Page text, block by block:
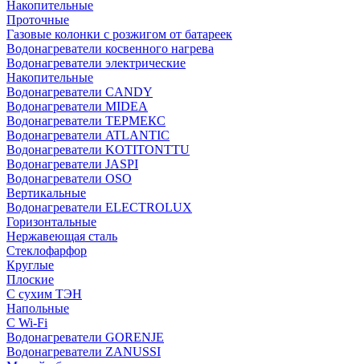
Накопительные
Проточные
Газовые колонки с розжигом от батареек
Водонагреватели косвенного нагрева
Водонагреватели электрические
Накопительные
Водонагреватели CANDY
Водонагреватели MIDEA
Водонагреватели ТЕРМЕКС
Водонагреватели ATLANTIC
Водонагреватели KOTITONTTU
Водонагреватели JASPI
Водонагреватели OSO
Вертикальные
Водонагреватели ELECTROLUX
Горизонтальные
Нержавеющая сталь
Стеклофарфор
Круглые
Плоские
С сухим ТЭН
Напольные
С Wi-Fi
Водонагреватели GORENJE
Водонагреватели ZANUSSI